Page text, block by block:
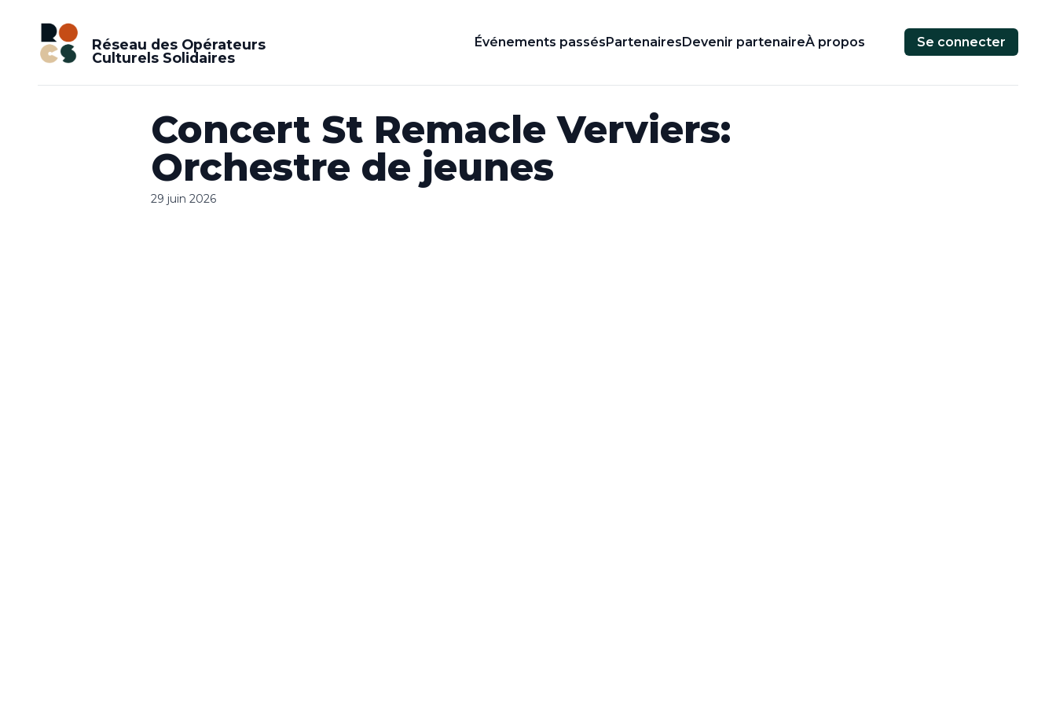
Réseau des Opérateurs
Culturels Solidaires
Événements passésPartenairesDevenir partenaireÀ propos Se connecter
Concert St Remacle Verviers:
Orchestre de jeunes
29 juin 2026